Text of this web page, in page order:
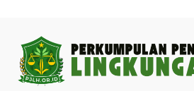
content